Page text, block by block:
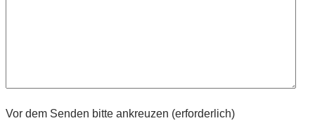
Vor dem Senden bitte ankreuzen (erforderlich)